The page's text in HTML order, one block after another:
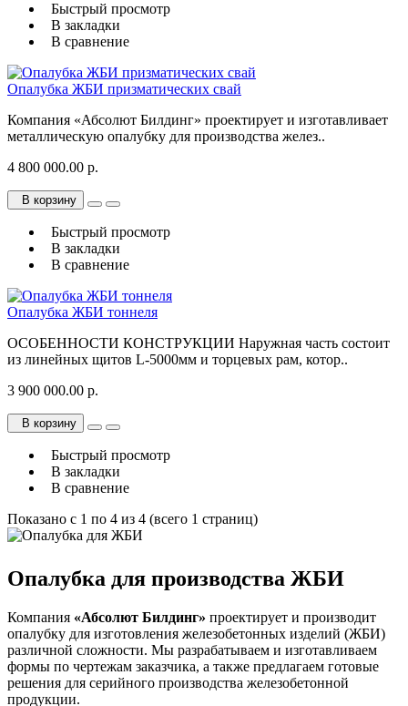
Быстрый просмотр
В закладки
В сравнение
Опалубка ЖБИ призматических свай
Компания «Абсолют Билдинг» проектирует и изготавливает
металлическую опалубку для производства желез..
4 800 000.00 р.
В корзину
Быстрый просмотр
В закладки
В сравнение
Опалубка ЖБИ тоннеля
ОСОБЕННОСТИ КОНСТРУКЦИИ Наружная часть состоит
из линейных щитов L-5000мм и торцевых рам, котор..
3 900 000.00 р.
В корзину
Быстрый просмотр
В закладки
В сравнение
Показано с 1 по 4 из 4 (всего 1 страниц)
Опалубка для производства ЖБИ
Компания «Абсолют Билдинг» проектирует и производит
опалубку для изготовления железобетонных изделий (ЖБИ)
различной сложности. Мы разрабатываем и изготавливаем
формы по чертежам заказчика, а также предлагаем готовые
решения для серийного производства железобетонной
продукции.